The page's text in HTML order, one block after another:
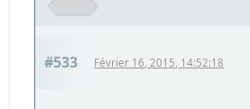
#533 Février 16, 2015, 14:52:18